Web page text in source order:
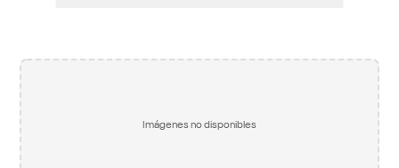
Imágenes no disponibles